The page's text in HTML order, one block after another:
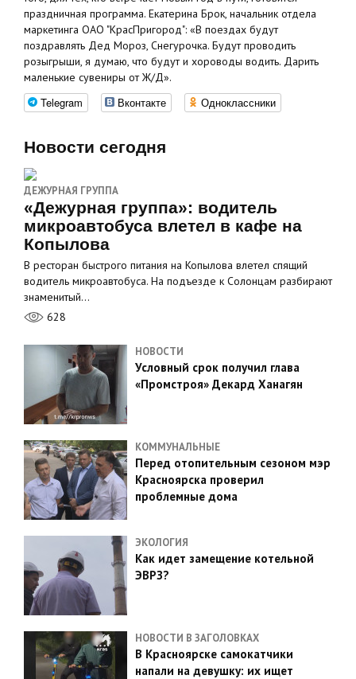
праздничная программа. Екатерина Брок, начальник отдела
маркетинга ОАО "КрасПригород": «В поездах будут
поздравлять Дед Мороз, Снегурочка. Будут проводить
розыгрыши, я думаю, что будут и хороводы водить. Дарить
маленькие сувениры от Ж/Д».
Telegram Вконтакте Одноклассники
Новости сегодня
ДЕЖУРНАЯ ГРУППА
«Дежурная группа»: водитель
микроавтобуса влетел в кафе на
Копылова
В ресторан быстрого питания на Копылова влетел спящий
водитель микроавтобуса. На подъезде к Солонцам разбирают
знаменитый…
628
НОВОСТИ
Условный срок получил глава
«Промстроя» Декард Ханагян
КОММУНАЛЬНЫЕ
Перед отопительным сезоном мэр
Красноярска проверил
проблемные дома
ЭКОЛОГИЯ
Как идет замещение котельной
ЭВРЗ?
НОВОСТИ В ЗАГОЛОВКАХ
В Красноярске самокатчики
напали на девушку: их ищет